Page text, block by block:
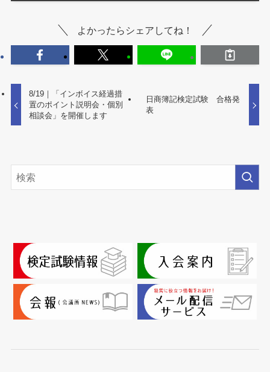
よかったらシェアしてね！
8/19｜「インボイス経過措
置のポイント説明会・個別
相談会」を開催します
日商簿記検定試験 合格発
表